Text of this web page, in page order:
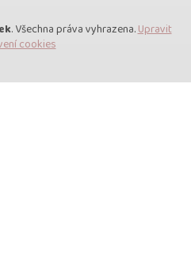
. Všechna práva vyhrazena.Upravit
cookies